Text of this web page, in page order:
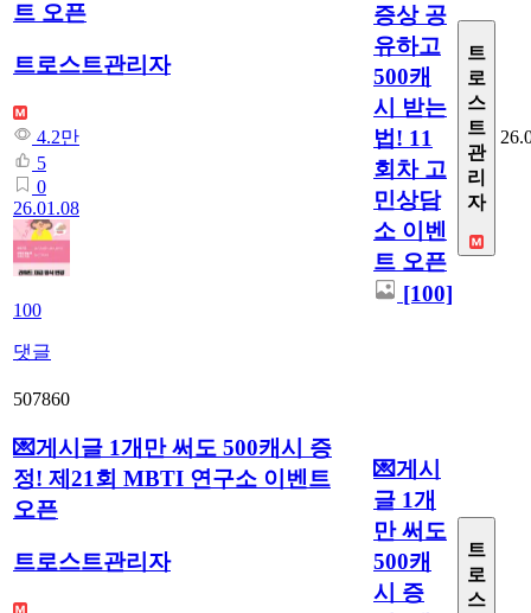
트 오픈
트로스트관리자
4.2만
5
0
26.01.08
100
댓글
증상 공
유하고
500캐
시 받는
법! 11
회차 고
민상담
소 이벤
트 오픈
[100]
트
로
스
트
관
리
자
507860
💌게시글 1개만 써도 500캐시 증
정! 제21회 MBTI 연구소 이벤트
오픈
트로스트관리자
💌게시
글 1개
만 써도
500캐
시 증
트
로
스